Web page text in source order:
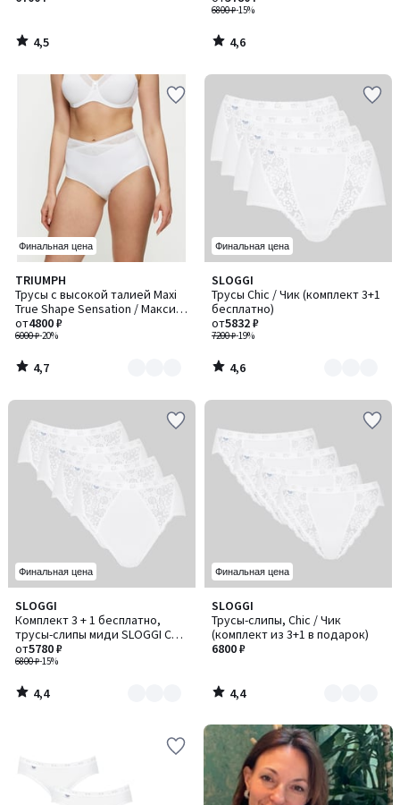
4,5
/
6800 ₽-15%
4,6
/
Финальная цена
TRIUMPH
Трусы с высокой талией Maxi
True Shape Sensation / Макси
Тру Шейп Сенсэйшн
6000 ₽-20%
от4800 ₽
4,7
/ 5
Количество
цветов:
3
4,7
/
Финальная цена
SLOGGI
Трусы Chic / Чик (комплект 3+1
бесплатно)
7200 ₽-19%
от5832 ₽
4,6
/ 5
Количество
цветов:
2
4,6
/
Финальная цена
SLOGGI
Комплект 3 + 1 бесплатно,
трусы-слипы миди SLOGGI Chic
/ СЛОГГИ Чик
6800 ₽-15%
от5780 ₽
4,4
/ 5
Количество
цветов:
2
4,4
/
Финальная цена
SLOGGI
Трусы-слипы, Chic / Чик
(комплект из 3+1 в подарок)
6800 ₽
4,4
/ 5
Количество
цветов:
2
4,4
/
-